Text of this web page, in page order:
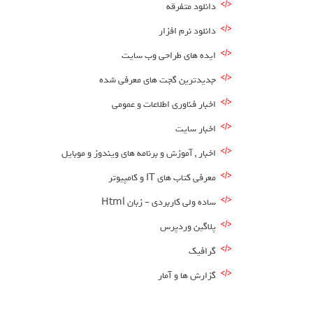
دانلود متفرقه
دانلود نرم افزار
ایده های طراحی وب سایت
جدیدترین گجت های معرفی شده
اخبار فناوری اطلاعات و عمومی
اخبار سایت
اخبار , آموزش و برنامه های ویندوز و موبایل
معرفی کتاب های IT و کامپیوتر
ساده ولی کاربردی – زبان Html
پلاگین وردپرس
گرافیک
گزارش ها و آمار